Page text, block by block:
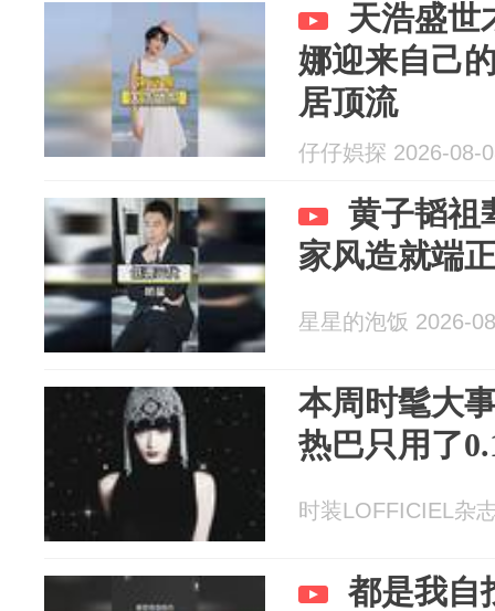
天浩盛世
娜迎来自己
居顶流
仔仔娯探 2026-08-
黄子韬祖
家风造就端
星星的泡饭 2026-
本周时髦大
热巴只用了
时装LOFFICIEL杂
都是我自